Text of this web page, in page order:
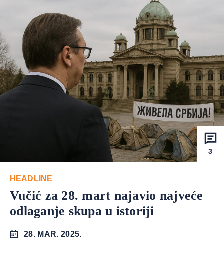
3
HEADLINE
Vučić za 28. mart najavio najveće
odlaganje skupa u istoriji
28. MAR. 2025.